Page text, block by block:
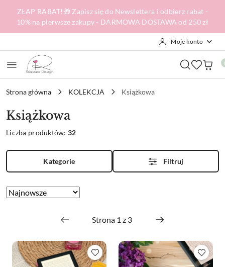
Przejdź do treści głównej
Przejdź do wyszukiwarki
Przejdź do moje konto
Przejdź do menu głównego
Przejdź do stopki
ZŁAP RABAT!🎁 Zapisz się do Newslettera i odbierz rabat -
10% na pierwsze zakupy - DARMOWA DOSTAWA od 250 zł
Moje konto
Strona główna KOLEKCJA Książkowa
Książkowa
Liczba produktów:32
Kategorie Filtruj
Zastosowano
Sortuj